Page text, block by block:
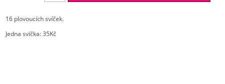
16 plovoucích svíček.
Jedna svíčka: 35Kč